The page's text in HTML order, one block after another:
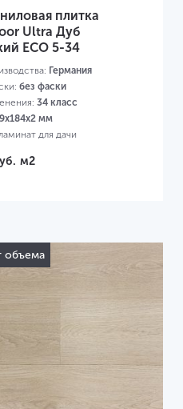
плитка
Ultra Дуб
ЕСО 5-34
Германия
без фаски
34 класс
мм
для дачи
м2
объема